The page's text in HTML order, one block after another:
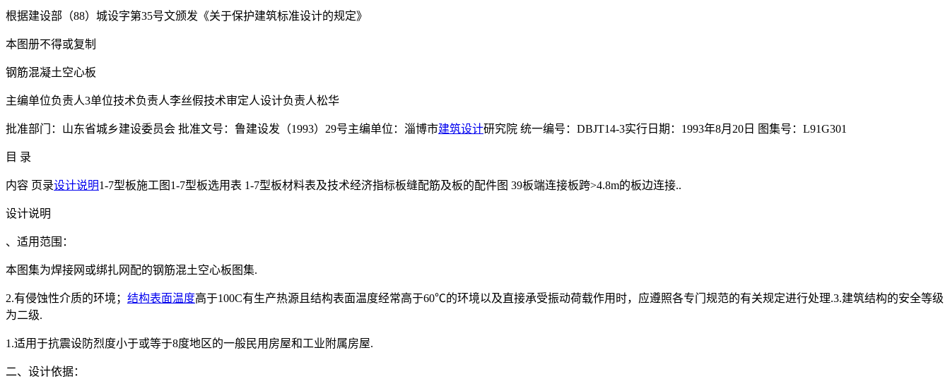
根据建设部（88）城设字第35号文颁发《关于保护建筑标准设计的规定》
本图册不得或复制
钢筋混凝土空心板
主编单位负责人3单位技术负责人李丝假技术审定人设计负责人松华
批准部门：山东省城乡建设委员会 批准文号：鲁建设发（1993）29号主编单位：淄博市建筑设计研究院 统一编号：DBJT14-3实行日期：1993年8月20日 图集号：L91G301
目 录
内容 页录设计说明1-7型板施工图1-7型板选用表 1-7型板材料表及技术经济指标板缝配筋及板的配件图 39板端连接板跨>4.8m的板边连接..
设计说明
、适用范围：
本图集为焊接网或绑扎网配的钢筋混土空心板图集.
2.有侵蚀性介质的环境； 结构表面温度高于100C有生产热源且结构表面温度经常高于60℃的环境以及直接承受振动荷载作用时，应遵照各专门规范的有关规定进行处理.3.建筑结构的安全等级
为二级.
1.适用于抗震设防烈度小于或等于8度地区的一般民用房屋和工业附属房屋.
二、设计依据：